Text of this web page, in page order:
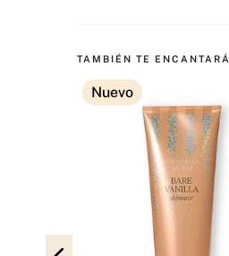
TAMBIÉN TE ENCANTARÁ
Nuevo